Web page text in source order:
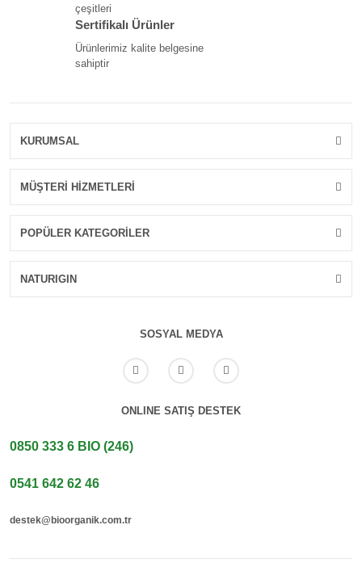
çeşitleri
Sertifikalı Ürünler
Ürünlerimiz kalite belgesine
sahiptir
KURUMSAL
MÜŞTERİ HİZMETLERİ
POPÜLER KATEGORİLER
NATURIGIN
SOSYAL MEDYA
ONLINE SATIŞ DESTEK
0850 333 6 BIO (246)
0541 642 62 46
destek@bioorganik.com.tr